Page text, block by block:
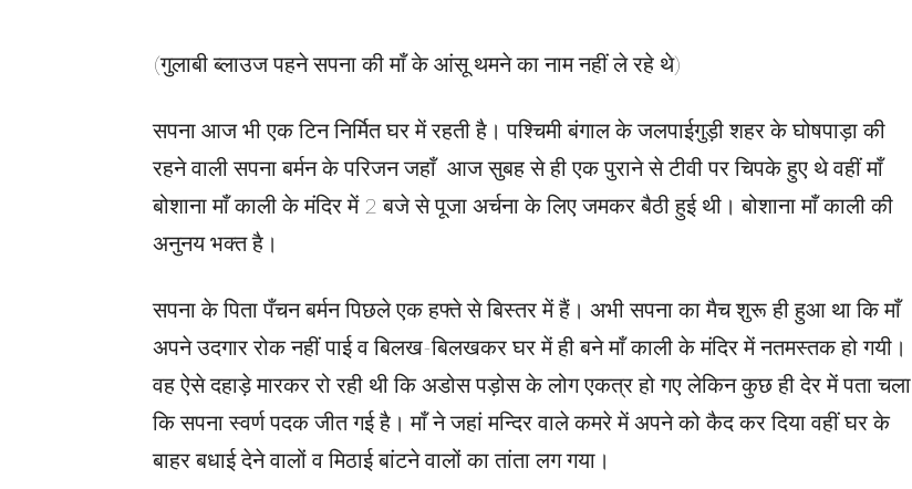
(गुलाबी ब्लाउज पहने सपना की माँ के आंसू थमने का नाम नहीं ले रहे थे)
सपना आज भी एक टिन निर्मित घर में रहती है। पश्चिमी बंगाल के जलपाईगुड़ी शहर के घोषपाड़ा की
रहने वाली सपना बर्मन के परिजन जहाँ आज सुबह से ही एक पुराने से टीवी पर चिपके हुए थे वहीं माँ
बोशाना माँ काली के मंदिर में 2 बजे से पूजा अर्चना के लिए जमकर बैठी हुई थी। बोशाना माँ काली की
अनुनय भक्त है।
सपना के पिता पँचन बर्मन पिछले एक हफ्ते से बिस्तर में हैं। अभी सपना का मैच शुरू ही हुआ था कि माँ
अपने उदगार रोक नहीं पाई व बिलख-बिलखकर घर में ही बने माँ काली के मंदिर में नतमस्तक हो गयी।
वह ऐसे दहाड़े मारकर रो रही थी कि अडोस पड़ोस के लोग एकत्र हो गए लेकिन कुछ ही देर में पता चला
कि सपना स्वर्ण पदक जीत गई है। माँ ने जहां मन्दिर वाले कमरे में अपने को कैद कर दिया वहीं घर के
बाहर बधाई देने वालों व मिठाई बांटने वालों का तांता लग गया।